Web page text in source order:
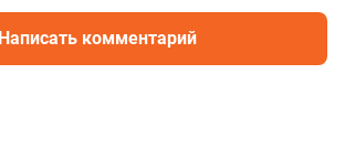
Написать комментарий